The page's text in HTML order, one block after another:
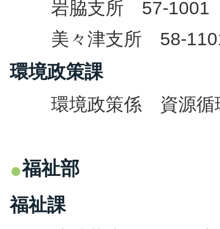
岩脇支所 57-1001
美々津支所 58-
環境政策課
環境政策係 資源
福祉部
福祉課